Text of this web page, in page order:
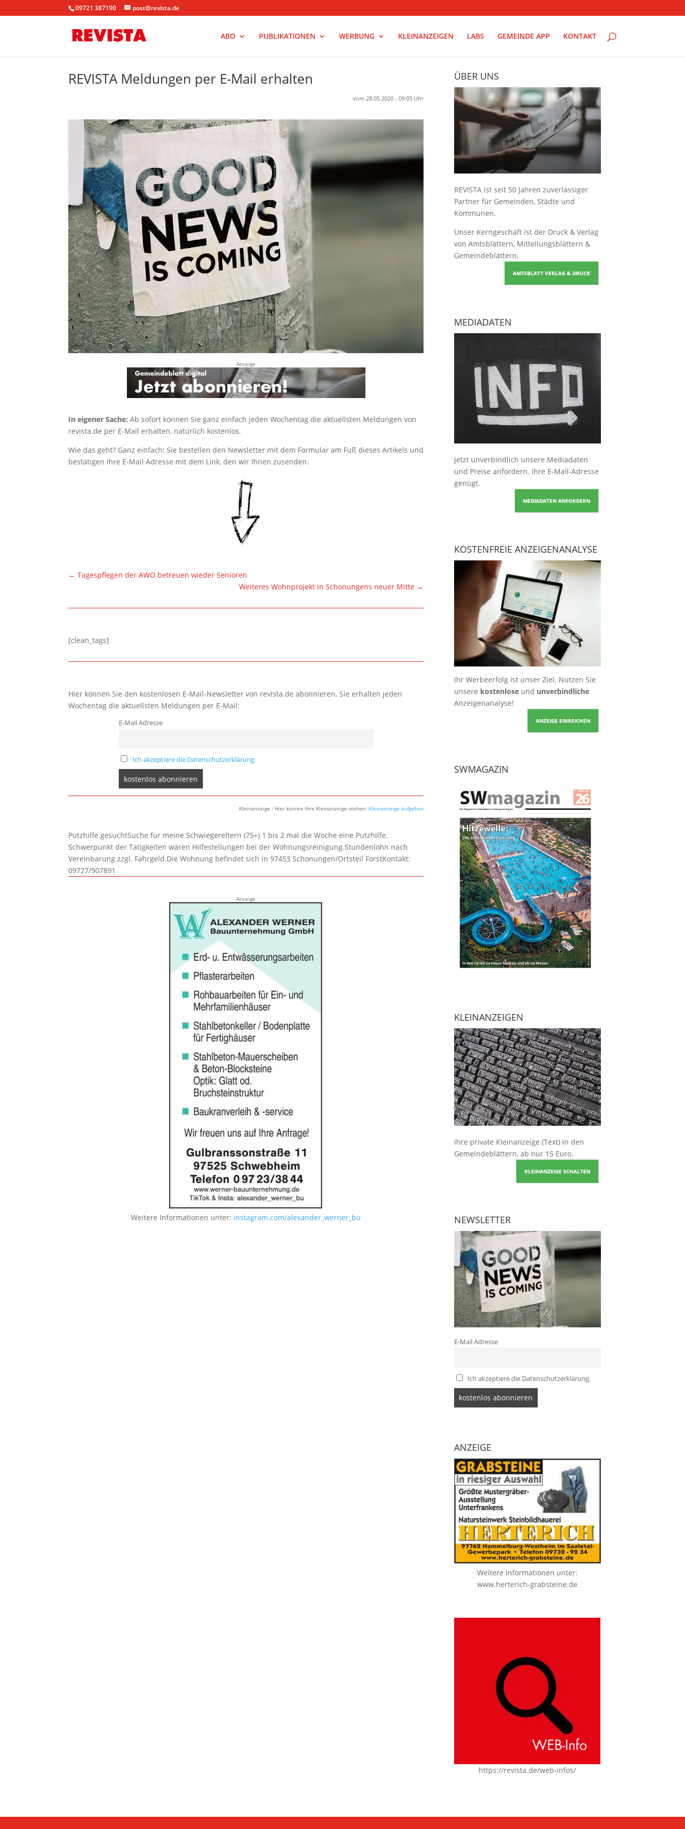
09721 387190 post@revista.de
ABO PUBLIKATIONEN WERBUNG KLEINANZEIGEN LABS GEMEINDE APP KONTAKT
REVISTA Meldungen per E-Mail erhalten
vom 28.05.2020 - 09:05 Uhr
Anzeige
In eigener Sache: Ab sofort können Sie ganz einfach jeden Wochentag die aktuellsten Meldungen von
revista.de per E-Mail erhalten, natürlich kostenlos.
Wie das geht? Ganz einfach: Sie bestellen den Newsletter mit dem Formular am Fuß dieses Artikels und
bestätigen Ihre E-Mail Adresse mit dem Link, den wir Ihnen zusenden.
←Tagespflegen der AWO betreuen wieder Senioren
Weiteres Wohnprojekt in Schonungens neuer Mitte →
[clean_tags]
Hier können Sie den kostenlosen E-Mail-Newsletter von revista.de abonnieren. Sie erhalten jeden
Wochentag die aktuellsten Meldungen per E-Mail:
E-Mail Adresse
Ich akzeptiere die Datenschutzerklärung.
Kleinanzeige - Hier könnte Ihre Kleinanzeige stehen: Kleinanzeige aufgeben
Putzhilfe gesuchtSuche für meine Schwiegereltern (75+) 1 bis 2 mal die Woche eine Putzhilfe.
Schwerpunkt der Tätigkeiten wären Hilfestellungen bei der Wohnungsreinigung.Stundenlohn nach
Vereinbarung zzgl. Fahrgeld.Die Wohnung befindet sich in 97453 Schonungen/Ortsteil ForstKontakt:
09727/907891
Anzeige
Weitere Informationen unter: instagram.com/alexander_werner_bu
ÜBER UNS
REVISTA ist seit 50 Jahren zuverlässiger
Partner für Gemeinden, Städte und
Kommunen.
Unser Kerngeschäft ist der Druck & Verlag
von Amtsblättern, Mitteilungsblättern &
Gemeindeblättern.
AMTSBLATT VERLAG & DRUCK
MEDIADATEN
Jetzt unverbindlich unsere Mediadaten
und Preise anfordern. Ihre E-Mail-Adresse
genügt.
MEDIADATEN ANFORDERN
KOSTENFREIE ANZEIGENANALYSE
Ihr Werbeerfolg ist unser Ziel. Nutzen Sie
unsere kostenloseund unverbindliche
Anzeigenanalyse!
ANZEIGE EINREICHEN
SWMAGAZIN
KLEINANZEIGEN
Ihre private Kleinanzeige (Text) in den
Gemeindeblättern, ab nur 15 Euro.
KLEINANZEIGE SCHALTEN
NEWSLETTER
E-Mail Adresse
Ich akzeptiere die Datenschutzerklärung.
ANZEIGE
Weitere Informationen unter:
www.herterich-grabsteine.de
https://revista.de/web-infos/